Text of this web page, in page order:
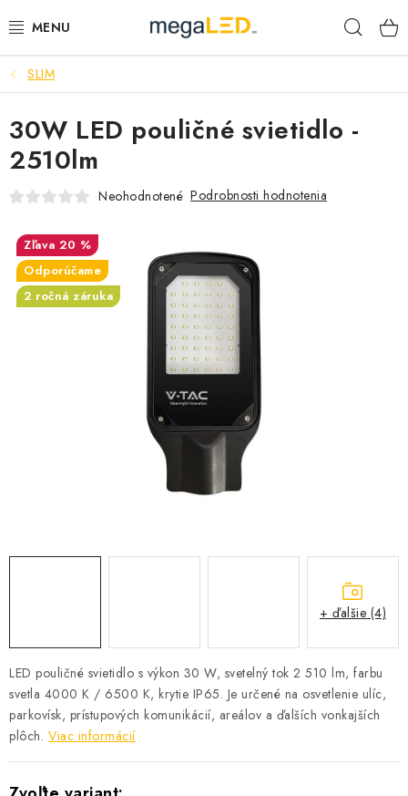
na
PRIEMYSEL
SVIETIDLÁ
ŽIAROVKY A TRUBICE
ELEKTROMATERIÁL
SEZÓNNE VÝPREDAJE POĽNOPOTREBY
OBCHODNÉ PODMIENKY
O NÁS - MEGALED & JANTON ZÁKAMENNÉ
Reklamácie a formulár na odstúpenie od zmluvy
Obchodné podmienky
Podmienky ochrany osobných údajov
Zľavy pre profíkov
SLIM
LED pouličné svietidlo s výkon 30 W, svetelný tok 2 510 lm, farbu
svetla 4000 K / 6500 K, krytie IP65. Je určené na osvetlenie ulíc,
parkovísk, prístupových komunikácií, areálov a ďalších vonkajších
plôch. Viac informácií
30W LED pouličné svietidlo -
2510lm
Neohodnotené Podrobnosti hodnotenia
20 %
Odporúčame
2 ročná záruka
+ ďalšie (4)